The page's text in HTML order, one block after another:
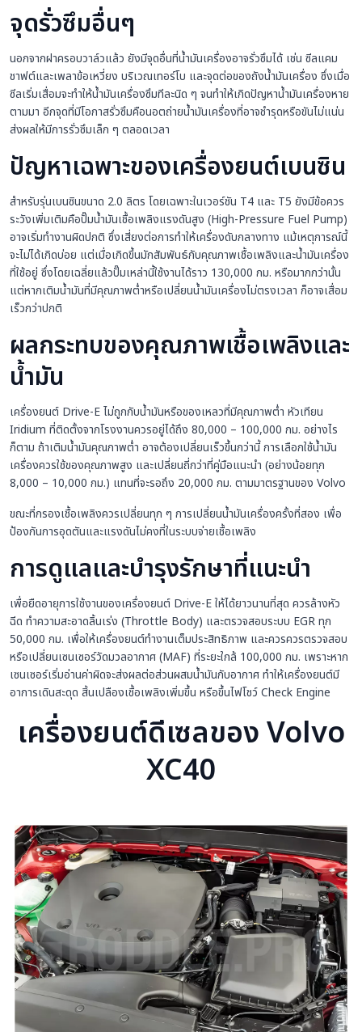
จุดรั่วซึมอื่นๆ
นอกจากฝาครอบวาล์วแล้ว ยังมีจุดอื่นที่น้ำมันเครื่องอาจรั่วซึมได้ เช่น ซีลแคม
ชาฟต์และเพลาข้อเหวี่ยง บริเวณเทอร์โบ และจุดต่อของถังน้ำมันเครื่อง ซึ่งเมื่อ
ซีลเริ่มเสื่อมจะทำให้น้ำมันเครื่องซึมทีละนิด ๆ จนทำให้เกิดปัญหาน้ำมันเครื่องหาย
ตามมา อีกจุดที่มีโอกาสรั่วซึมคือนอตถ่ายน้ำมันเครื่องที่อาจชำรุดหรือขันไม่แน่น
ส่งผลให้มีการรั่วซึมเล็ก ๆ ตลอดเวลา
ปัญหาเฉพาะของเครื่องยนต์เบนซิน
สำหรับรุ่นเบนซินขนาด 2.0 ลิตร โดยเฉพาะในเวอร์ชัน T4 และ T5 ยังมีข้อควร
ระวังเพิ่มเติมคือปั๊มน้ำมันเชื้อเพลิงแรงดันสูง (High-Pressure Fuel Pump)
อาจเริ่มทำงานผิดปกติ ซึ่งเสี่ยงต่อการทำให้เครื่องดับกลางทาง แม้เหตุการณ์นี้
จะไม่ได้เกิดบ่อย แต่เมื่อเกิดขึ้นมักสัมพันธ์กับคุณภาพเชื้อเพลิงและน้ำมันเครื่อง
ที่ใช้อยู่ ซึ่งโดยเฉลี่ยแล้วปั๊มเหล่านี้ใช้งานได้ราว 130,000 กม. หรือมากกว่านั้น
แต่หากเติมน้ำมันที่มีคุณภาพต่ำหรือเปลี่ยนน้ำมันเครื่องไม่ตรงเวลา ก็อาจเสื่อม
เร็วกว่าปกติ
ผลกระทบของคุณภาพเชื้อเพลิงและ
น้ำมัน
เครื่องยนต์ Drive-E ไม่ถูกกับน้ำมันหรือของเหลวที่มีคุณภาพต่ำ หัวเทียน
Iridium ที่ติดตั้งจากโรงงานควรอยู่ได้ถึง 80,000 – 100,000 กม. อย่างไร
ก็ตาม ถ้าเติมน้ำมันคุณภาพต่ำ อาจต้องเปลี่ยนเร็วขึ้นกว่านี้ การเลือกใช้น้ำมัน
เครื่องควรใช้ของคุณภาพสูง และเปลี่ยนถี่กว่าที่คู่มือแนะนำ (อย่างน้อยทุก
8,000 – 10,000 กม.) แทนที่จะรอถึง 20,000 กม. ตามมาตรฐานของ Volvo
ขณะที่กรองเชื้อเพลิงควรเปลี่ยนทุก ๆ การเปลี่ยนน้ำมันเครื่องครั้งที่สอง เพื่อ
ป้องกันการอุดตันและแรงดันไม่คงที่ในระบบจ่ายเชื้อเพลิง
การดูแลและบำรุงรักษาที่แนะนำ
เพื่อยืดอายุการใช้งานของเครื่องยนต์ Drive-E ให้ได้ยาวนานที่สุด ควรล้างหัว
ฉีด ทำความสะอาดลิ้นเร่ง (Throttle Body) และตรวจสอบระบบ EGR ทุก
50,000 กม. เพื่อให้เครื่องยนต์ทำงานเต็มประสิทธิภาพ และควรควรตรวจสอบ
หรือเปลี่ยนเซนเซอร์วัดมวลอากาศ (MAF) ที่ระยะใกล้ 100,000 กม. เพราะหาก
เซนเซอร์เริ่มอ่านค่าผิดจะส่งผลต่อส่วนผสมน้ำมันกับอากาศ ทำให้เครื่องยนต์มี
อาการเดินสะดุด สิ้นเปลืองเชื้อเพลิงเพิ่มขึ้น หรือขึ้นไฟโชว์ Check Engine
เครื่องยนต์ดีเซลของ Volvo
XC40